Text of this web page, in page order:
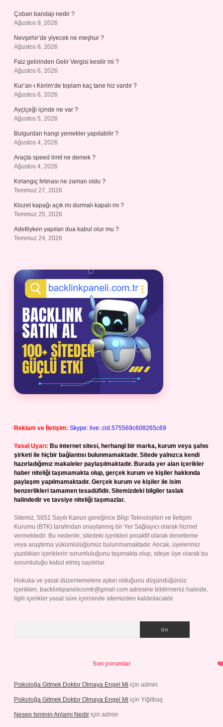
Çoban bandajı nedir ?
Ağustos 9, 2026
Nevşehir’de yiyecek ne meşhur ?
Ağustos 8, 2026
Faiz gelirinden Gelir Vergisi kesilir mi ?
Ağustos 6, 2026
Kur’an-ı Kerim’de toplam kaç tane hiz vardır ?
Ağustos 6, 2026
Ayçiçeği içinde ne var ?
Ağustos 5, 2026
Bulgurdan hangi yemekler yapılabilir ?
Ağustos 4, 2026
Araçta speed limit ne demek ?
Ağustos 4, 2026
Kırlangıç fırtınası ne zaman oldu ?
Temmuz 27, 2026
Klozet kapağı açık mı durmalı kapalı mı ?
Temmuz 25, 2026
Adetliyken yapılan dua kabul olur mu ?
Temmuz 24, 2026
Reklam ve İletişim: Skype: live:.cid.575569c608265c69
Yasal Uyarı: Bu internet sitesi, herhangi bir marka, kurum veya şahıs
şirketi ile hiçbir bağlantısı bulunmamaktadır. Sitede yalnızca kendi
hazırladığımız makaleler paylaşılmaktadır. Burada yer alan içerikler
haber niteliği taşımamakta olup, gerçek kurum ve kişiler hakkında
paylaşım yapılmamaktadır. Gerçek kurum ve kişiler ile isim
benzerlikleri tamamen tesadüfidir. Sitemizdeki bilgiler taslak
halindedir ve tavsiye niteliği taşımazlar.
Sitemiz, 5651 Sayılı Kanun gereğince Bilgi Teknolojileri ve İletişim
Kurumu (BTK) tarafından onaylanmış bir Yer Sağlayıcı olarak hizmet
vermektedir. Bu nedenle, sitedeki içerikleri proaktif olarak denetleme
veya araştırma yükümlülüğümüz bulunmamaktadır. Ancak, üyelerimiz
yazdıkları içeriklerin sorumluluğunu taşımakta olup, siteye üye olarak bu
sorumluluğu kabul etmiş sayılırlar.
Hukuka ve yasal düzenlemelere aykırı olduğunu düşündüğünüz
içerikleri, backlinkpanelicomtr@gmail.com adresine bildirmeniz halinde,
ilgili içerikler yasal süre içerisinde sitemizden kaldırılacaktır.
Son yorumlar
Psikoloğa Gitmek Doktor Olmaya Engel Mi için admin
Psikoloğa Gitmek Doktor Olmaya Engel Mi için Yiğitbaş
Nesep Isminin Anlamı Nedir için admin